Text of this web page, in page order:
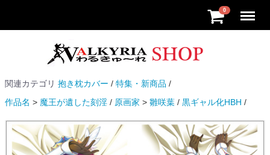
0
関連カテゴリ 抱き枕カバー
特集・新商品
作品名
魔王が遺した刻淫 原画家 雛咲葉 黒ギャル化HBH